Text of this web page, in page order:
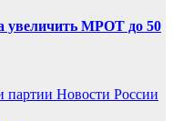
МРОТ до 50
партии Новости России